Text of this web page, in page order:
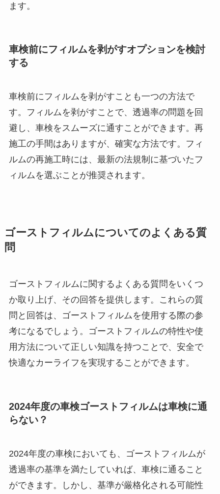
ます。
車検前にフィルムを剥がすオプションを検討
する
車検前にフィルムを剥がすことも一つの方法で
す。フィルムを剥がすことで、透過率の問題を回
避し、車検をスムーズに通すことができます。再
施工の手間はありますが、確実な方法です。フィ
ルムの再施工時には、最新の法規制に基づいたフ
ィルムを選ぶことが推奨されます。
ゴーストフィルムについてのよくある質
問
ゴーストフィルムに関するよくある質問をいくつ
か取り上げ、その回答を提供します。これらの質
問と回答は、ゴーストフィルムを使用する際の参
考になるでしょう。ゴーストフィルムの特性や使
用方法について正しい知識を持つことで、安全で
快適なカーライフを実現することができます。
2024年度の車検ゴーストフィルムは車検に通
らない？
2024年度の車検においても、ゴーストフィルムが
透過率の基準を満たしていれば、車検に通ること
ができます。しかし、基準が厳格化される可能性